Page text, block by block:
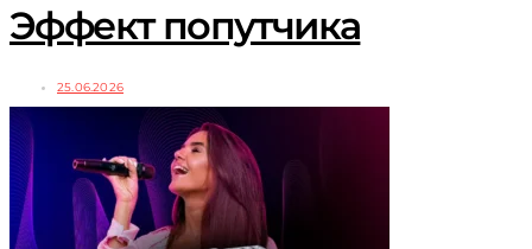
Эффект попутчика
25.06.2026